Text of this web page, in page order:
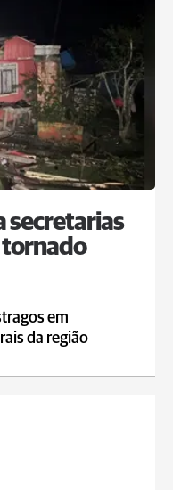
secretarias
tornado
em
da região